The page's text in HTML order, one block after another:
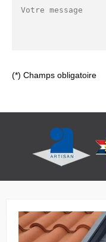
(*) Champs obligatoire